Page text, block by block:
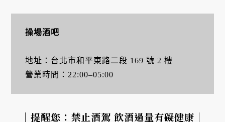
操場酒吧
地址：台北市和平東路二段 169 號 2 樓
營業時間：22:00–05:00
｜提醒您：禁止酒駕 飲酒過量有礙健康｜